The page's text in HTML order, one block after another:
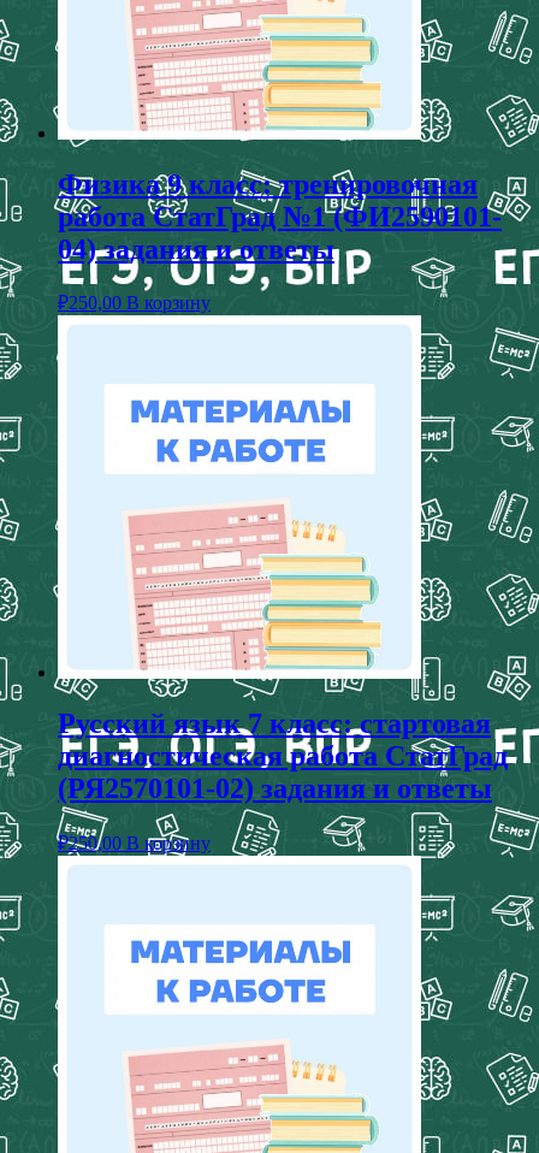
Физика 9 класс: тренировочная
работа СтатГрад №1 (ФИ2590101-
04) задания и ответы
₽250,00 В корзину
Русский язык 7 класс: стартовая
диагностическая работа СтатГрад
(РЯ2570101-02) задания и ответы
₽250,00 В корзину